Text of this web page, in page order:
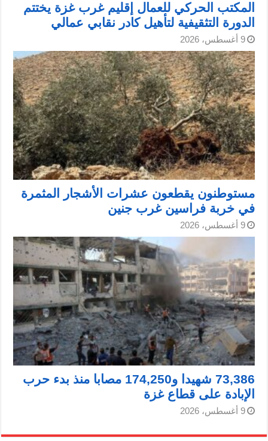
المكتب الحركي للعمال إقليم غرب غزة يختتم
الدورة التثقيفية لتأهيل كادر نقابي عمالي
9 أغسطس، 2026
مستوطنون يقطعون عشرات الأشجار المثمرة
في خربة فراسين غرب جنين
9 أغسطس، 2026
73,386 شهيدا و174,250 مصابا منذ بدء حرب
الإبادة على قطاع غزة
9 أغسطس، 2026